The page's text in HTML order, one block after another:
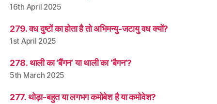
16th April 2025
279. वध दुष्टों का होता है तो अभिमन्यु-जटायु वध क्यों?
1st April 2025
278. थाली का ‘बैंगन’ या थाली का ‘बैगन’?
5th March 2025
277. थोड़ा-बहुत या लगभग कमोबेश है या कमोवेश?